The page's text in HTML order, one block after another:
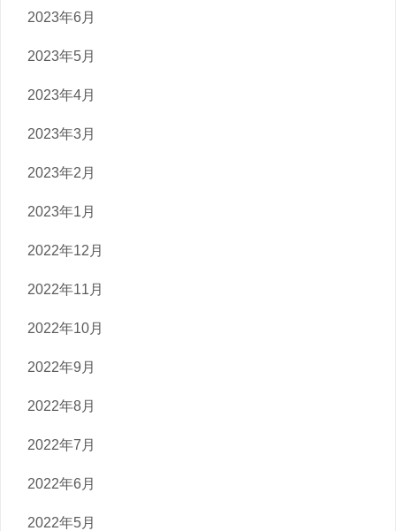
2023年6月
2023年5月
2023年4月
2023年3月
2023年2月
2023年1月
2022年12月
2022年11月
2022年10月
2022年9月
2022年8月
2022年7月
2022年6月
2022年5月